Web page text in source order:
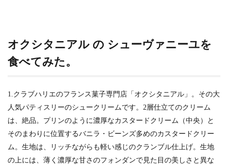
オクシタニアル の シューヴァニーユを
食べてみた。
1.クラブハリエのフランス菓子専門店「オクシタニアル」。その大
人気パティスリーのシュークリームです。2層仕立てのクリーム
は、絶品。プリンのように濃厚なカスタードクリーム（中央）と
そのまわりに位置するバニラ・ビーンズ多めのカスタードクリー
ム。生地は、リッチながらも軽い感じのクランブル仕上げ。生地
の上には、薄く濃厚な甘さのフォンダンで見た目の美しさと異な